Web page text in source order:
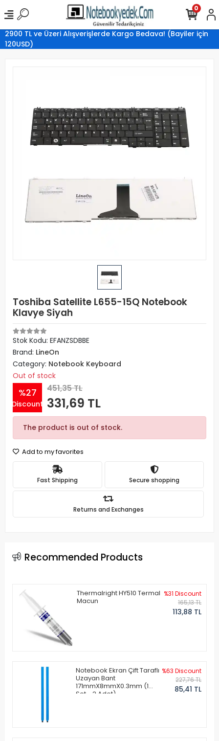
2900 TL ve Üzeri Alışverişlerde Kargo Bedava! (Bayiler için
120USD)
0
Toshiba Satellite L655-15Q Notebook
Klavye Siyah
Stok Kodu: EFANZSDBBE
Brand: LineOn
Category: Notebook Keyboard
Out of stock
%27
Discount
451,35 TL
331,69 TL
The product is out of stock.
Add to my favorites
Fast Shipping Secure shopping
Returns and Exchanges
Recommended Products
Thermalright HY510 Termal
Macun
%31 Discount
165,13 TL
113,88 TL
Notebook Ekran Çift Taraflı
Uzayan Bant
171mmX8mmX0.3mm (1
Set - 2 Adet)
%63 Discount
227,76 TL
85,41 TL